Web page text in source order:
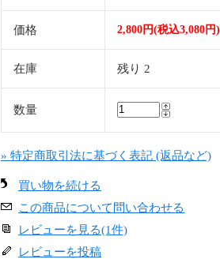
価格 2,800円(税込3,080円)
在庫 残り 2
数量
» 特定商取引法に基づく表記 (返品など)
買い物を続ける
この商品について問い合わせる
レビューを見る(1件)
レビューを投稿